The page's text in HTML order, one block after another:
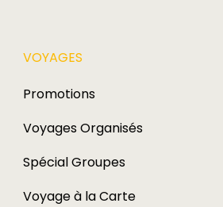
VOYAGES​
Promotions
Voyages Organisés
Spécial Groupes
Voyage à la Carte